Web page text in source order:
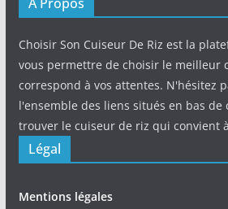
Choisir Son Cuiseur De Riz est la
vous permettre de choisir le meilleur
correspond à vos attentes. N'hésitez
l'ensemble des liens situés en bas
trouver le cuiseur de riz qui convient
Légal
Mentions légales